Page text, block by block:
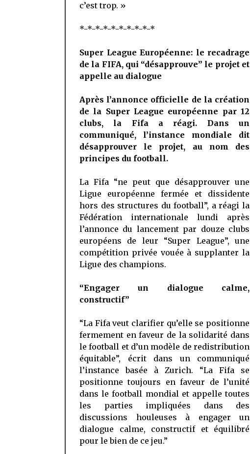
c’est trop. »
*-*-*-*-*-*-*-*-*-*
Super League Européenne: le recadrage
de la FIFA, qui “désapprouve” le projet et
appelle au dialogue
Après l’annonce officielle de la création
de la Super League européenne par 12
clubs, la Fifa a réagi. Dans un
communiqué, l’instance mondiale dit
désapprouver le projet, au nom des
principes du football.
La Fifa “ne peut que désapprouver une
Ligue européenne fermée et dissidente
hors des structures du football”, a réagi la
Fédération internationale lundi après
l’annonce du lancement par douze clubs
européens de leur “Super League”, une
compétition privée vouée à supplanter la
Ligue des champions.
“Engager un dialogue calme,
constructif”
“La Fifa veut clarifier qu’elle se positionne
fermement en faveur de la solidarité dans
le football et d’un modèle de redistribution
équitable”, écrit dans un communiqué
l’instance basée à Zurich. “La Fifa se
positionne toujours en faveur de l’unité
dans le football mondial et appelle toutes
les parties impliquées dans des
discussions houleuses à engager un
dialogue calme, constructif et équilibré
pour le bien de ce jeu.”